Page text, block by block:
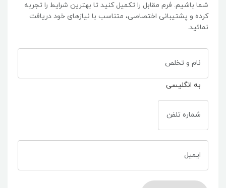
شما باشیم. فرم مقابل را تکمیل کنید تا بهترین شرایط را تجربه
کرده و پشتیبانی اختصاصی، متناسب با نیازهای خود دریافت
نمائید.
نام و تخلص
به انگلیسی
شماره تلفن
ایمیل